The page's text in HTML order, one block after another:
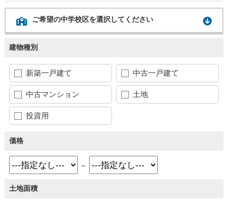
ご希望の中学校区を選択してください
建物種別
新築一戸建て 中古一戸建て
中古マンション 土地
投資用
価格
～
土地面積